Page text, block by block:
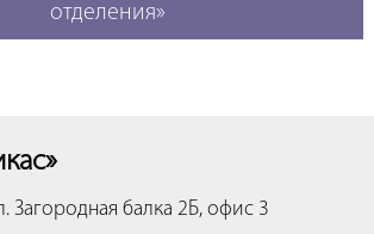
отделения»
Загородная балка 2Б, офис 3